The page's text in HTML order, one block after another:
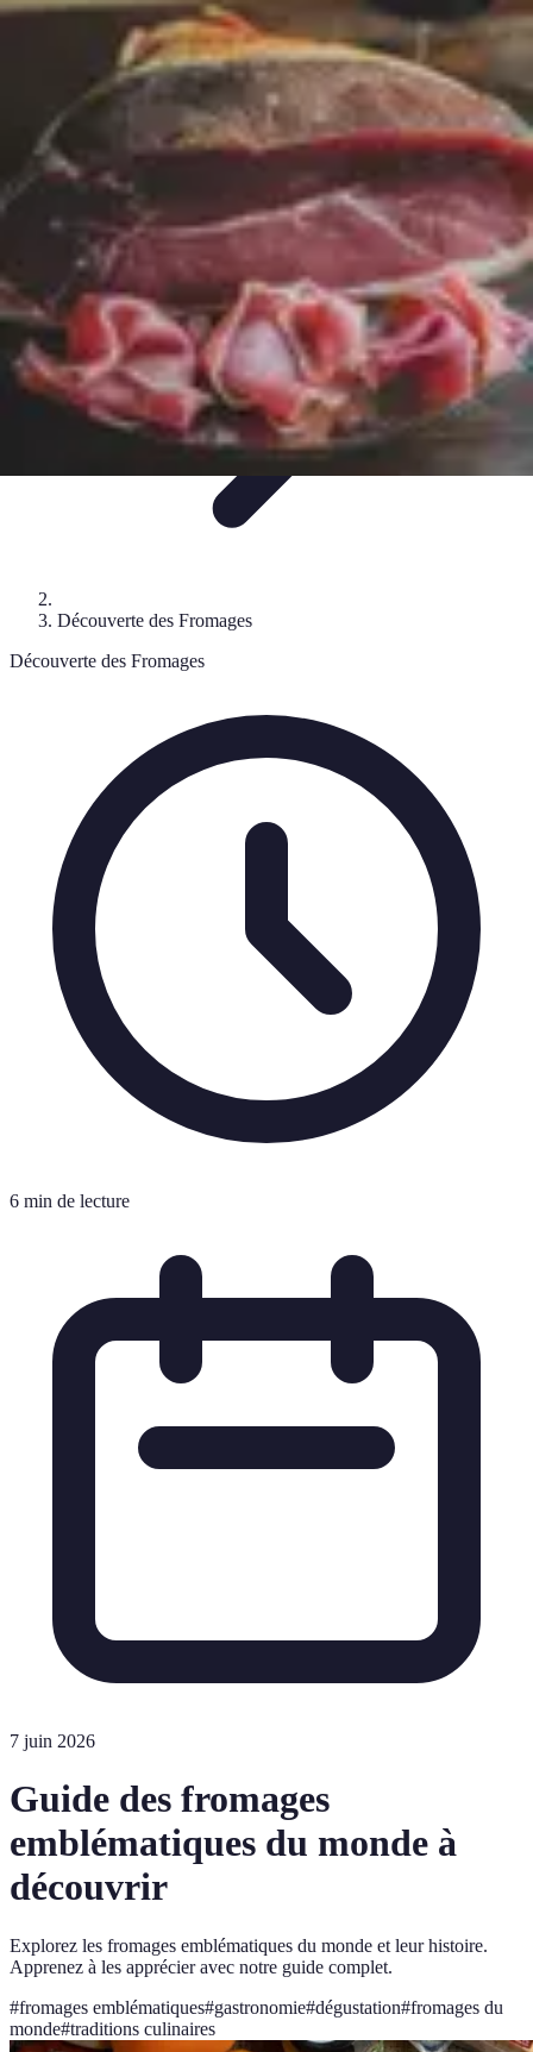
Fromages du Monde
Découverte Découvertes
Dégustationdécouverte
Fromages du Monde
Découverte des Fromages
Découverte des Fromages
6 min de lecture
7 juin 2026
Guide des fromages
emblématiques du monde à
découvrir
Explorez les fromages emblématiques du monde et leur histoire.
Apprenez à les apprécier avec notre guide complet.
#fromages emblématiques#gastronomie#dégustation#fromages du
monde#traditions culinaires